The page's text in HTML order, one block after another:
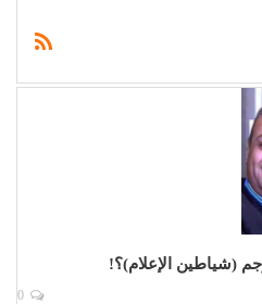
(شياطين الإعلام)؟!